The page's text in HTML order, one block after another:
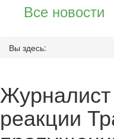
Все новости
Вы здесь:
реакции